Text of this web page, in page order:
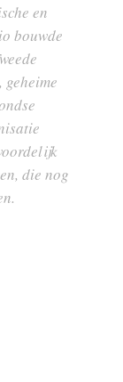
en
bouwde
die nog